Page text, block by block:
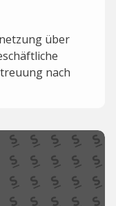
über
nach